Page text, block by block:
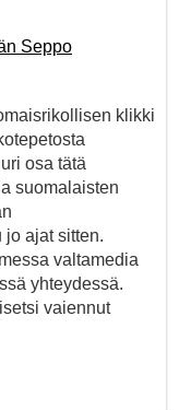
Seppo
klikki
osa tätä
suomalaisten
jo ajat sitten.
valtamedia
yhteydessä.
vaiennut